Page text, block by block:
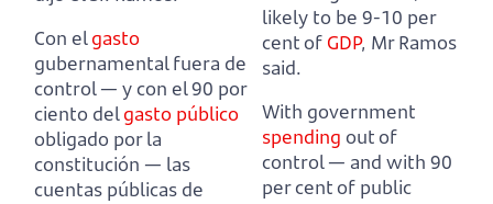
Con elgasto
gubernamental fuera de
control — y con el 90 por
ciento delgasto público
obligado por la
constitución — las
cuentas públicas de
likely to be 9-10 per
cent of GDP, Mr Ramos
said.
With government
spending out of
control — and with 90
per cent of public